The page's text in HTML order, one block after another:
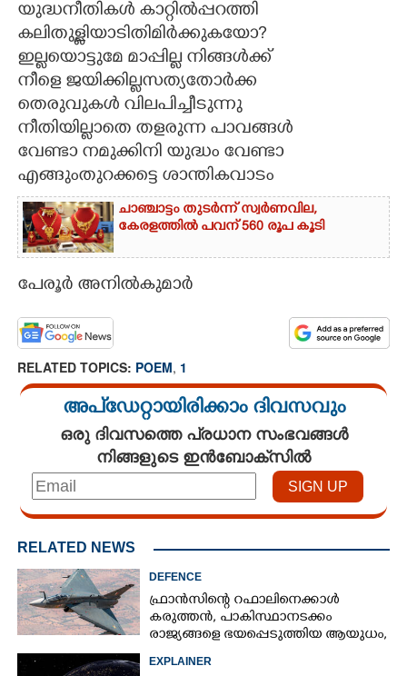
യുദ്ധനീതികൾ കാറ്റിൽപ്പറത്തി
കലിതുള്ളിയാടിതിമിർക്കുകയോ?
ഇല്ലയൊട്ടുമേ മാപ്പില്ല നിങ്ങൾക്ക്
നീളെ ജയിക്കില്ലസത്യതോർക്ക
തെരുവുകൾ വിലപിച്ചീടുന്നു
നീതിയില്ലാതെ തളരുന്ന പാവങ്ങൾ
വേണ്ടാ നമുക്കിനി യുദ്ധം വേണ്ടാ
എങ്ങുംതുറക്കട്ടെ ശാന്തികവാടം
ചാഞ്ചാട്ടം തുടർന്ന് സ്വർണവില,
കേരളത്തിൽ പവന് 560 രൂപ കൂടി
പേരൂർ അനിൽകുമാർ
RELATED TOPICS: POEM, 1
അപ്ഡേറ്റായിരിക്കാം ദിവസവും
ഒരു ദിവസത്തെ പ്രധാന സംഭവങ്ങൾ
നിങ്ങളുടെ ഇൻബോക്സിൽ
RELATED NEWS
DEFENCE
ഫ്രാൻസിന്റെ റഫാലിനെക്കാൾ
കരുത്തൻ,​ പാകിസ്ഥാനടക്കം
രാജ്യങ്ങളെ ഭയപ്പെടുത്തിയ ആയുധം,​
ഇന്ത്യ നിർമ്മിച്ച എണ്ണം 100ലേക്ക്
EXPLAINER